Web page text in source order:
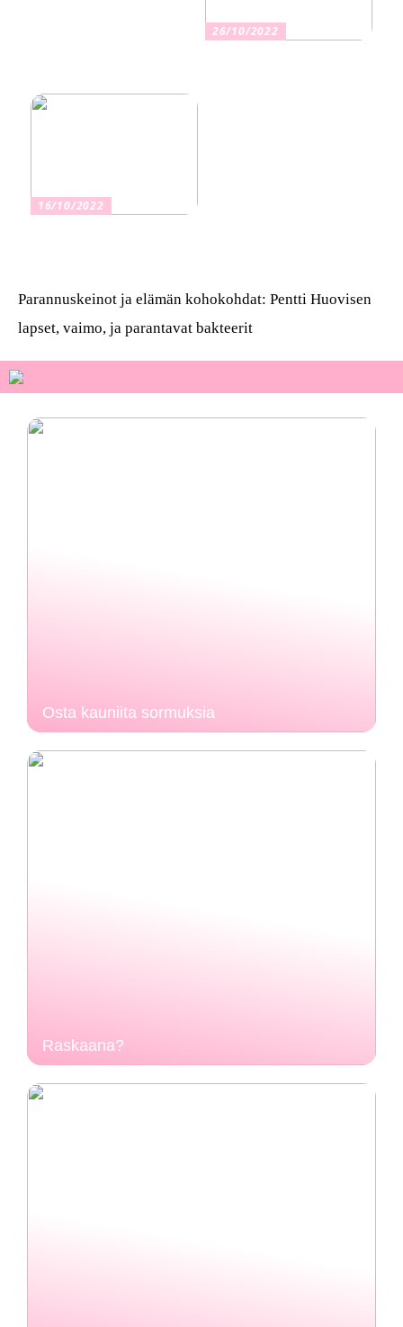
26/10/2022
16/10/2022
Parannuskeinot ja elämän kohokohdat: Pentti Huovisen
lapset, vaimo, ja parantavat bakteerit
Osta kauniita sormuksia
Raskaana?